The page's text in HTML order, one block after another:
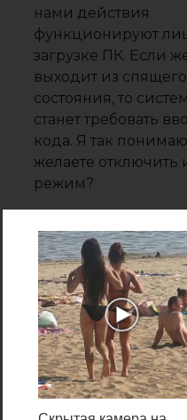
нами действия
функционируют
загрузке ПК. Если
выходит из спящего
состояния, то
станет требовать
кода. Я так
желаете отключить
режим?
вновь войти в
входа», и после
«Требуется вход»
опцию «Никогда».
это, компьютер,
выходить из
режима»,
запрашивать Пин-